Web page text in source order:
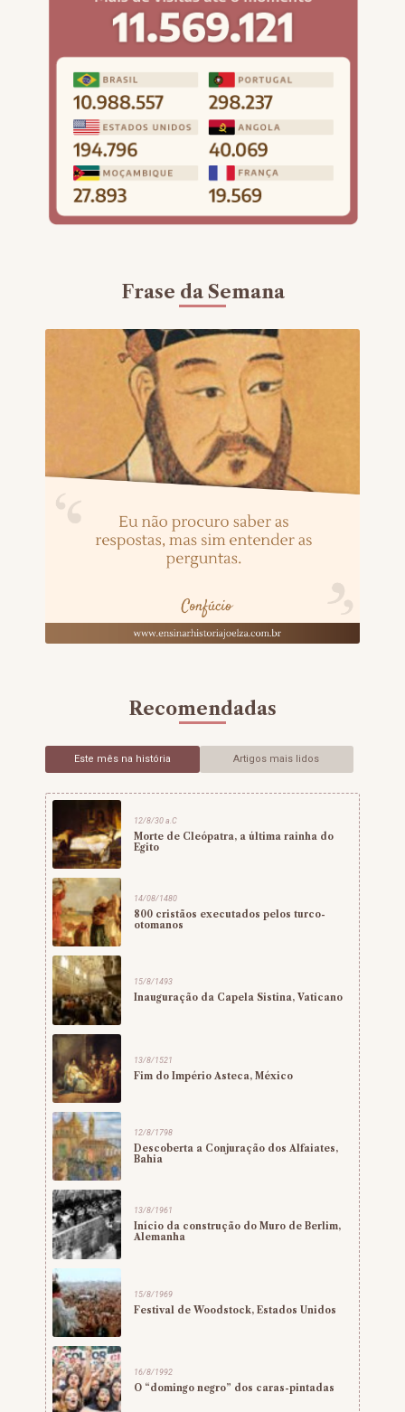
Frase da Semana
Recomendadas
Este mês na história Artigos mais lidos
12/8/30 a.C
Morte de Cleópatra, a última rainha do
Egito
14/08/1480
800 cristãos executados pelos turco-
otomanos
15/8/1493
Inauguração da Capela Sistina, Vaticano
13/8/1521
Fim do Império Asteca, México
12/8/1798
Descoberta a Conjuração dos Alfaiates,
Bahia
13/8/1961
Início da construção do Muro de Berlim,
Alemanha
15/8/1969
Festival de Woodstock, Estados Unidos
16/8/1992
O “domingo negro” dos caras-pintadas